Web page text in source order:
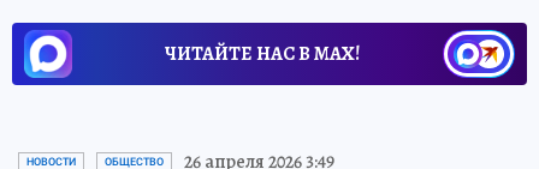
ЧИТАЙТЕ НАС В МАХ!
НОВОСТИ ОБЩЕСТВО 26 апреля 2026 3:49